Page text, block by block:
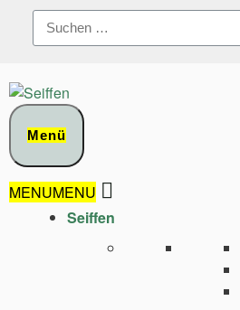
Suchen
nach:
Menü
MENUMENU
Seiffen